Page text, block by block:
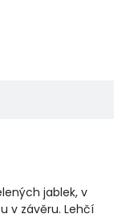
jablek, v
v závěru. Lehčí